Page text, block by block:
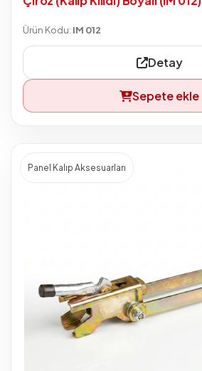
Ürün Kodu: IM 012
Detay
Sepete ekle
Panel Kalıp Aksesuarları